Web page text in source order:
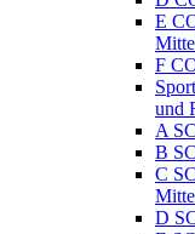
E
F
und
A
B
C
D